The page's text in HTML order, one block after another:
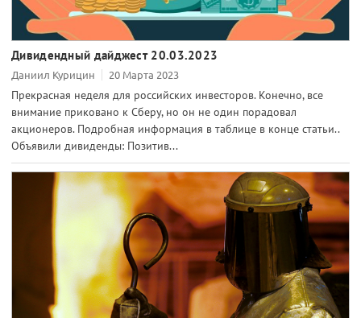
Дивидендный дайджест 20.03.2023
Даниил Курицин 20 Марта 2023
Прекрасная неделя для российских инвесторов. Конечно, все
внимание приковано к Сберу, но он не один порадовал
акционеров. Подробная информация в таблице в конце статьи..
Объявили дивиденды: Позитив...